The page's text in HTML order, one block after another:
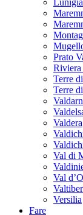
Prato
Riviera
Terre
Terre
Valdera
Val di
Val
Versilia
Fare